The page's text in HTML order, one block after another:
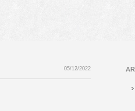
05/12/2022